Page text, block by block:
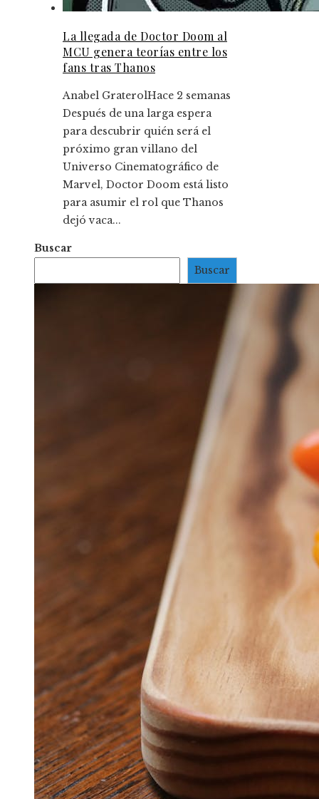
La llegada de Doctor Doom al
MCU genera teorías entre los
fans tras Thanos
Anabel GraterolHace 2 semanas
Después de una larga espera
para descubrir quién será el
próximo gran villano del
Universo Cinematográfico de
Marvel, Doctor Doom está listo
para asumir el rol que Thanos
dejó vaca...
Buscar
Buscar